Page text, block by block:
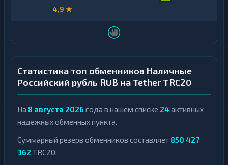
4,9 ★
Статистика топ обменников Наличные
Российский рубль RUB на Tether TRC20
На 8 августа 2026 года в нашем списке 24активных
надежных обменных пункта.
Суммарный резерв обменников составляет 850 427
362 TRC20.